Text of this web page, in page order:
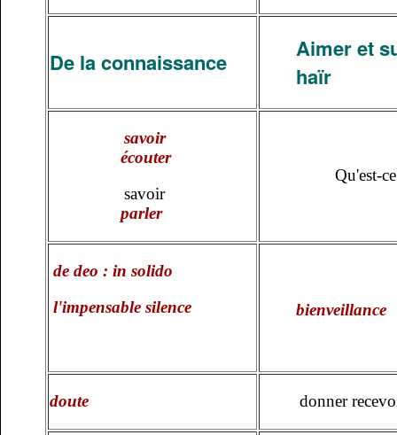
De la connaissance
Aimer et
haïr
savoir
écouter
savoir
parler
Qu'est-
de deo : in solido
l'impensable silence
bienveillance
doute donner